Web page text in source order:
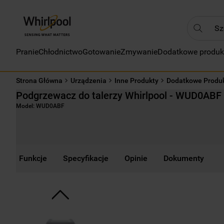
PranieChłodnictwoGotowanieZmywanieDodatkowe
Strona Główna Urządzenia Inne Produkty Dodatkowe
Podgrzewacz do talerzy Whirlpool - WUD0ABF
Model: WUD0ABF
Funkcje Specyfikacje Opinie Dokumenty
2.
3.